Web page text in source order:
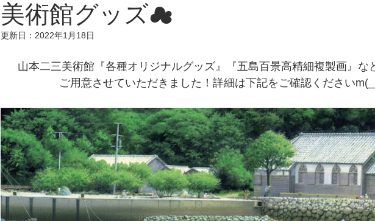
美術館グッズ☁
更新日： 2022年1月18日
山本二三美術館『各種オリジナルグッズ』『五島百景高精細複製画』な
ご用意させていただきました！詳細は下記をご確認ください